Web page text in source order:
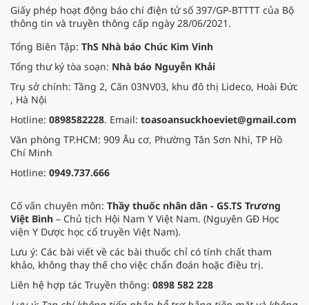
Giấy phép hoạt động báo chí điện tử số 397/GP-BTTTT của Bộ
thông tin và truyền thông cấp ngày 28/06/2021.
Tổng Biên Tập: ThS Nhà báo Chúc Kim Vinh
Tổng thư ký tòa soạn: Nhà báo Nguyễn Khải
Trụ sở chính: Tầng 2, Căn 03NV03, khu đô thị Lideco, Hoài Đức
, Hà Nội
Hotline: 0898582228. Email: toasoansuckhoeviet@gmail.com
Văn phòng TP.HCM: 909 Âu cơ, Phường Tân Sơn Nhì, TP Hồ
Chí Minh
Hotline: 0949.737.666
Cố vấn chuyên môn: Thầy thuốc nhân dân - GS.TS Trương
Việt Bình – Chủ tịch Hội Nam Y Việt Nam. (Nguyên GĐ Học
viện Y Dược học cổ truyền Việt Nam).
Lưu ý: Các bài viết về các bài thuốc chỉ có tính chất tham
khảo, không thay thế cho việc chẩn đoán hoặc điều trị.
Liên hệ hợp tác Truyền thông: 0898 582 228